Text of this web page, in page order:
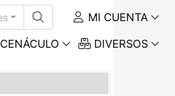
MI CUENTA
CENÁCULO DIVERSOS